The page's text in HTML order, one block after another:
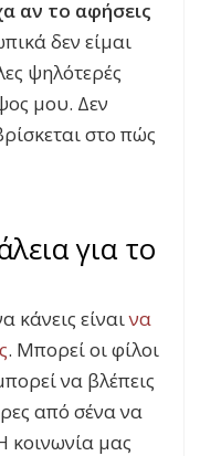
αν το αφήσεις
δεν είμαι
ψηλότερές
μου. Δεν
στο πώς
για το
κάνεις είναινα
. Μπορεί οι φίλοι
να βλέπεις
από σένα να
κοινωνία μας